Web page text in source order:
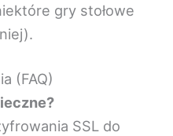
gry stołowe
(FAQ)
SSL do